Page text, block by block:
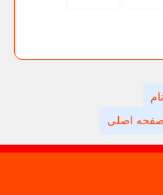
صفحه اصلی